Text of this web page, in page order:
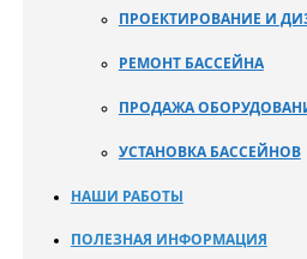
ПРОЕКТИРОВАНИЕ И
РЕМОНТ БАССЕЙНА
ПРОДАЖА
УСТАНОВКА БАССЕЙНОВ
НАШИ РАБОТЫ
ПОЛЕЗНАЯ ИНФОРМАЦИЯ